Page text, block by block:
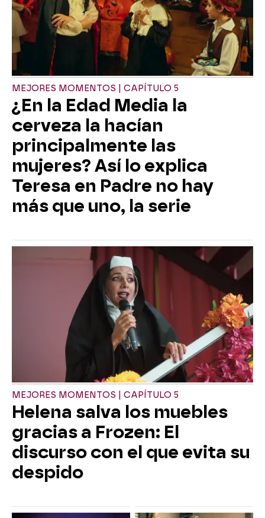
MEJORES MOMENTOS | CAPÍTULO 5
¿En la Edad Media la
cerveza la hacían
principalmente las
mujeres? Así lo explica
Teresa en Padre no hay
más que uno, la serie
MEJORES MOMENTOS | CAPÍTULO 5
Helena salva los muebles
gracias a Frozen: El
discurso con el que evita su
despido